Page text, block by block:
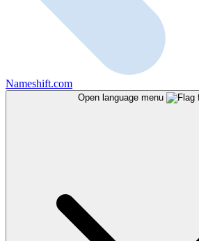
Nameshift.com
Open language menu